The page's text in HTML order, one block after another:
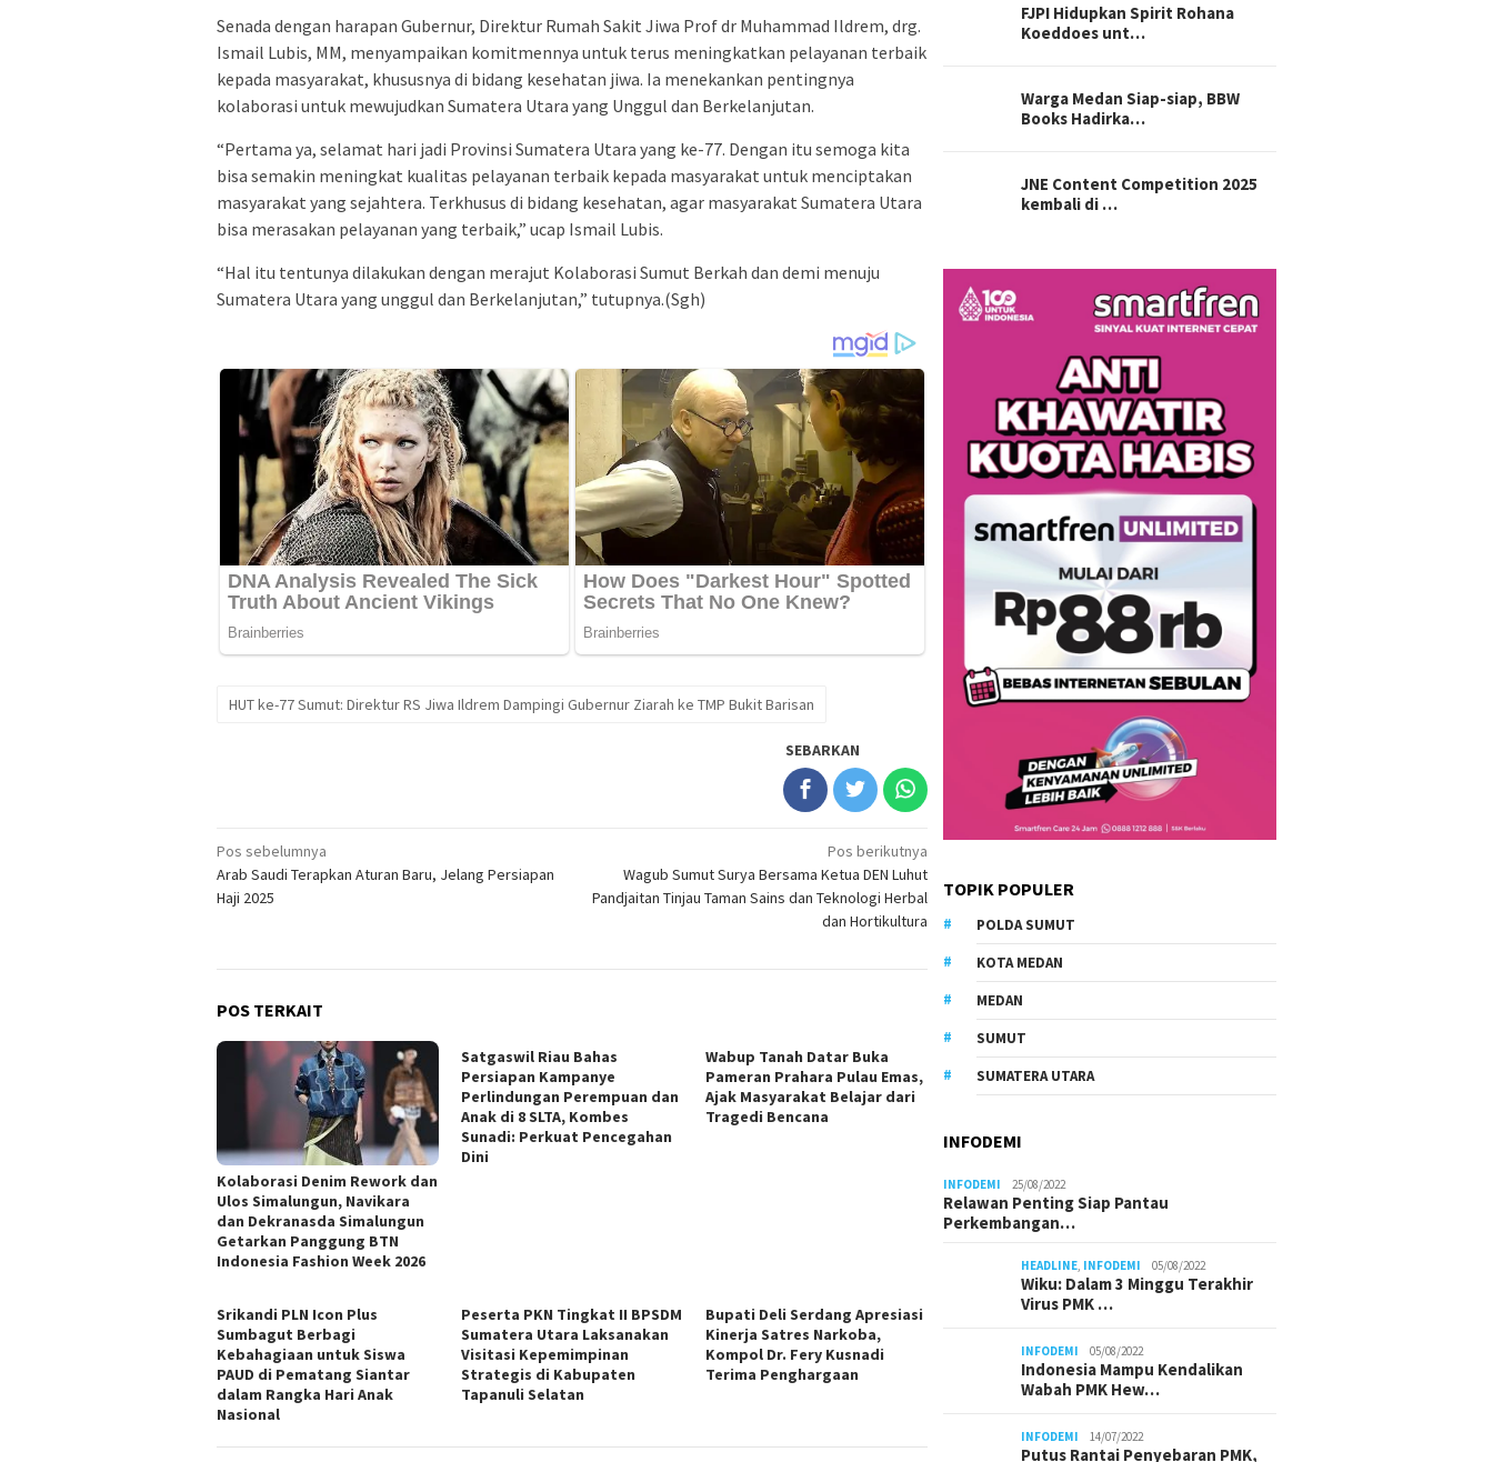
Senada dengan harapan Gubernur, Direktur Rumah Sakit Jiwa Prof dr Muhammad Ildrem, drg.
Ismail Lubis, MM, menyampaikan komitmennya untuk terus meningkatkan pelayanan terbaik
kepada masyarakat, khususnya di bidang kesehatan jiwa. Ia menekankan pentingnya
kolaborasi untuk mewujudkan Sumatera Utara yang Unggul dan Berkelanjutan.
“Pertama ya, selamat hari jadi Provinsi Sumatera Utara yang ke-77. Dengan itu semoga kita
bisa semakin meningkat kualitas pelayanan terbaik kepada masyarakat untuk menciptakan
masyarakat yang sejahtera. Terkhusus di bidang kesehatan, agar masyarakat Sumatera Utara
bisa merasakan pelayanan yang terbaik,” ucap Ismail Lubis.
“Hal itu tentunya dilakukan dengan merajut Kolaborasi Sumut Berkah dan demi menuju
Sumatera Utara yang unggul dan Berkelanjutan,” tutupnya.(Sgh)
HUT ke-77 Sumut: Direktur RS Jiwa Ildrem Dampingi Gubernur Ziarah ke TMP Bukit Barisan
SEBARKAN
Navigasi
pos
Pos sebelumnya
Arab Saudi Terapkan Aturan Baru, Jelang Persiapan
Haji 2025
Pos berikutnya
Wagub Sumut Surya Bersama Ketua DEN Luhut
Pandjaitan Tinjau Taman Sains dan Teknologi Herbal
dan Hortikultura
POS TERKAIT
Kolaborasi Denim Rework dan
Ulos Simalungun, Navikara
dan Dekranasda Simalungun
Getarkan Panggung BTN
Indonesia Fashion Week 2026
Satgaswil Riau Bahas
Persiapan Kampanye
Perlindungan Perempuan dan
Anak di 8 SLTA, Kombes
Sunadi: Perkuat Pencegahan
Dini
Wabup Tanah Datar Buka
Pameran Prahara Pulau Emas,
Ajak Masyarakat Belajar dari
Tragedi Bencana
Srikandi PLN Icon Plus
Sumbagut Berbagi
Kebahagiaan untuk Siswa
PAUD di Pematang Siantar
dalam Rangka Hari Anak
Nasional
Peserta PKN Tingkat II BPSDM
Sumatera Utara Laksanakan
Visitasi Kepemimpinan
Strategis di Kabupaten
Tapanuli Selatan
Bupati Deli Serdang Apresiasi
Kinerja Satres Narkoba,
Kompol Dr. Fery Kusnadi
Terima Penghargaan
FJPI Hidupkan Spirit Rohana
Koeddoes unt…
Warga Medan Siap-siap, BBW
Books Hadirka…
JNE Content Competition 2025
kembali di …
TOPIK POPULER
POLDA SUMUT
KOTA MEDAN
MEDAN
SUMUT
SUMATERA UTARA
INFODEMI
INFODEMI 25/08/2022
Relawan Penting Siap Pantau
Perkembangan…
HEADLINE INFODEMI 05/08/2022
Wiku: Dalam 3 Minggu Terakhir
Virus PMK …
INFODEMI 05/08/2022
Indonesia Mampu Kendalikan
Wabah PMK Hew…
INFODEMI 14/07/2022
Putus Rantai Penyebaran PMK,